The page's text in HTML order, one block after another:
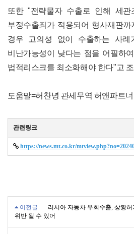
또한 "전략물자 수출로 인해 세
부정수출죄가 적용되어 형사재판
경우 고의성 없이 수출하는 사례
비난가능성이 낮다는 점을 어필하
법적리스크를 최소화해야 한다"고
도움말=허찬녕 관세무역 허앤파트
관련링크
https://news.mt.co.kr/
이전글
러시아 자동차 우회수출, 상황
위반 될 수 있어